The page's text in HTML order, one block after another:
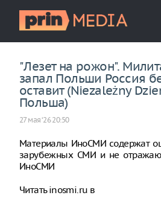
"Лезет на рожон".
запал Польши Россия
оставит (Niezależny
Польша)
27 мая ‘26 20:50
Материалы ИноСМИ содержат
зарубежных СМИ и не
ИноСМИ
Читать inosmi.ru в